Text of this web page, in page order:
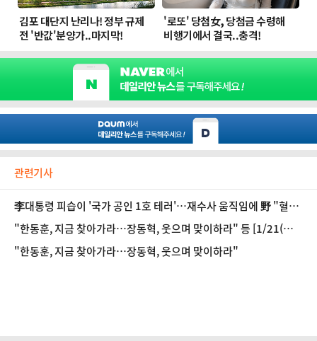
관련기사
李대통령 피습이 '국가 공인 1호 테러'…재수사 움직임에 野 "혈세
낭비"(종합2보)
"한동훈, 지금 찾아가라…장동혁, 웃으며 맞이하라" 등 [1/21(수)
데일리안 출근길 뉴스]
"한동훈, 지금 찾아가라…장동혁, 웃으며 맞이하라"